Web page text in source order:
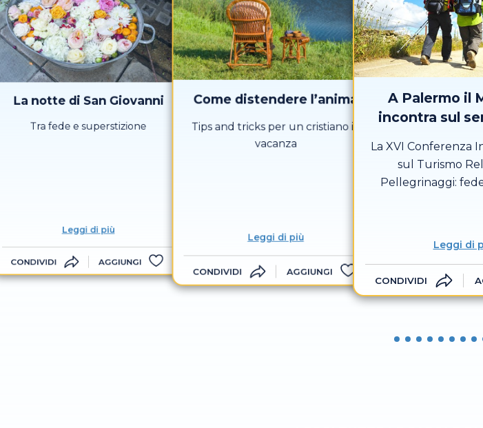
La notte di San Giovanni
Tra fede e superstizione
Leggi di più
CONDIVIDI AGGIUNGI
Come distendere l’anima
Tips and tricks per un cristiano in
vacanza
Leggi di più
CONDIVIDI AGGIUNGI
A Palermo il
incontra sul
La XVI Conferenza
sul Turismo
Pellegrinaggi:
Leggi di
CONDIVIDI